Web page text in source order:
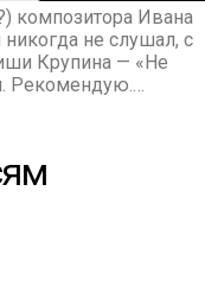
композитора Ивана
не слушал, с
Крупина — «Не
Рекомендую.…